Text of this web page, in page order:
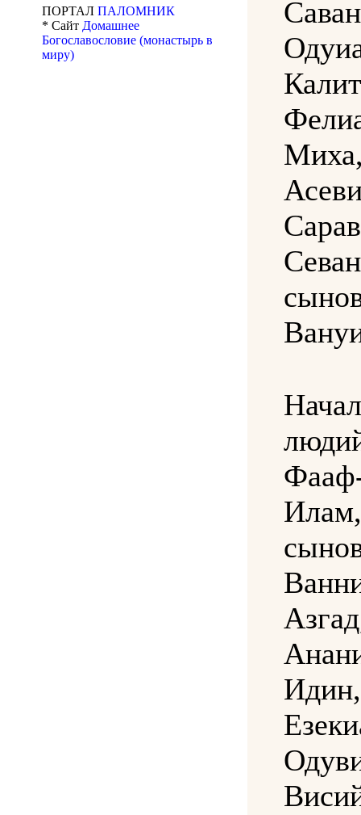
ПОРТАЛ ПАЛОМНИК
* Сайт Домашнее
Богославословие (монастырь в
миру)